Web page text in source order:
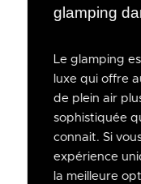
glamping
Le glamping
luxe qui offre
de plein air
sophistiquée
connait. Si
expérience
la meilleure